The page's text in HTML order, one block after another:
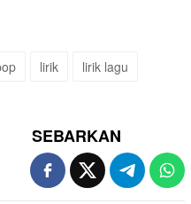
lirik
lirik lagu
SEBARKAN